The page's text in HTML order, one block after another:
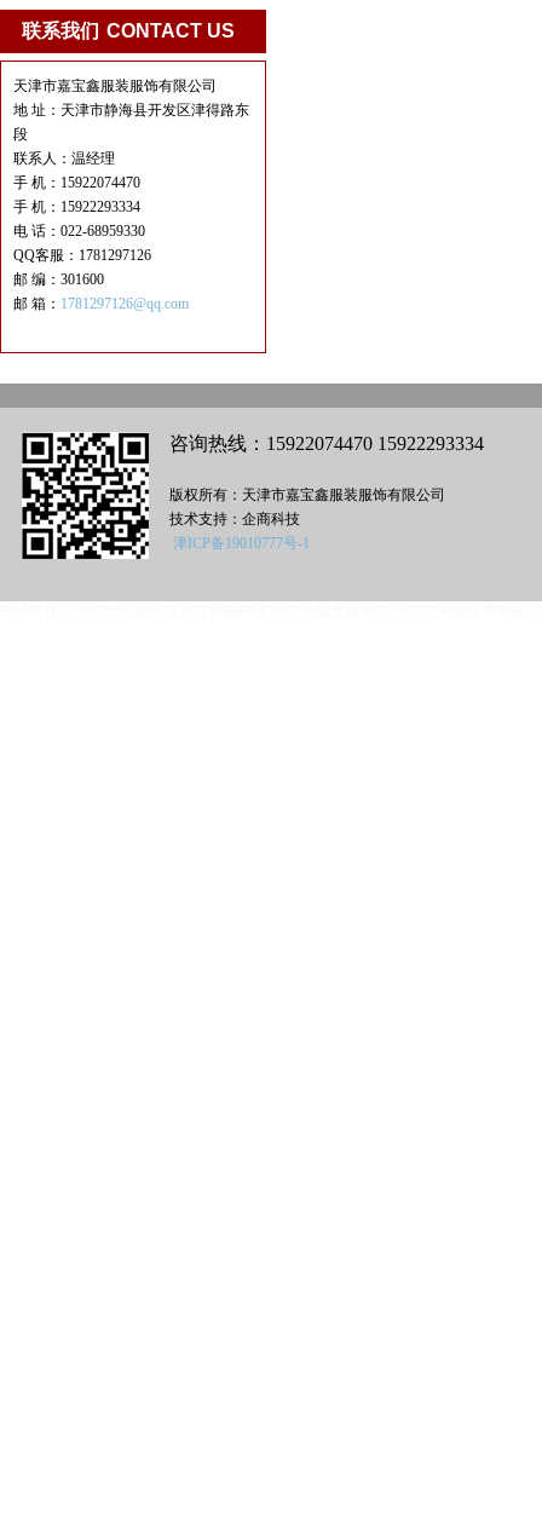
联系我们 CONTACT US
天津市嘉宝鑫服装服饰有限公司
地 址：天津市静海县开发区津得路东
段
联系人：温经理
手 机：15922074470
手 机：15922293334
电 话：022-68959330
QQ客服：1781297126
邮 编：301600
邮 箱： 1781297126@qq.com
咨询热线：15922074470 15922293334
版权所有：天津市嘉宝鑫服装服饰有限公司
技术支持： 企商科技
津ICP备19010777号-1